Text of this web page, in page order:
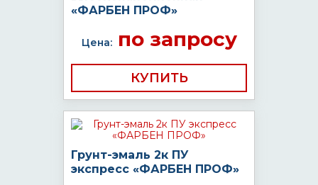
«ФАРБЕН ПРОФ»
Цена:по запросу
КУПИТЬ
Грунт-эмаль 2к ПУ
экспресс «ФАРБЕН ПРОФ»